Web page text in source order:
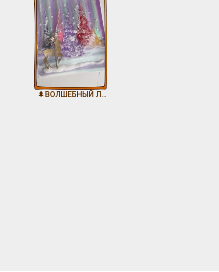
🌲ВОЛШЕБНЫЙ ЛЕС🌲